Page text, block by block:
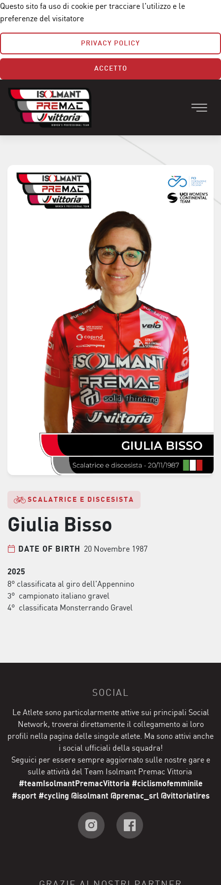
Questo sito fa uso di cookie per tracciare l'utilizzo e le
preferenze del visitatore
PRIVACY POLICY
ACCETTO
SCALATRICE E DISCESISTA
Giulia Bisso
DATE OF BIRTH 20 Novembre 1987
2025
8° classificata al giro dell'Appennino
3° campionato italiano gravel
4° classificata Monsterrando Gravel
SOCIAL
Le Atlete sono particolarmente attive sui principali Social
Network, troverai direttamente il collegamento ai loro
profili nella pagina delle singole atlete. Ma sono attivi anche
i social ufficiali della squadra!
Seguici per essere sempre aggiornato sulle nostre gare e
sulle attività del Team Isolmant Premac Vittoria
#teamIsolmantPremacVittoria #ciclismofemminile
#sport #cycling @isolmant @premac_srl @vittoriatires